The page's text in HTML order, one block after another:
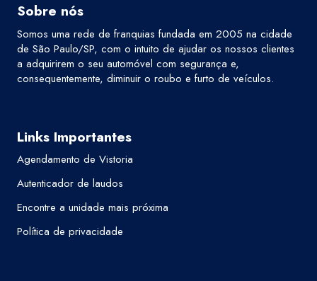
Sobre nós
Somos uma rede de franquias fundada em 2005 na cidade
de São Paulo/SP, com o intuito de ajudar os nossos clientes
a adquirirem o seu automóvel com segurança e,
consequentemente, diminuir o roubo e furto de veículos.
Links Importantes
Agendamento de Vistoria
Autenticador de laudos
Encontre a unidade mais próxima
Política de privacidade